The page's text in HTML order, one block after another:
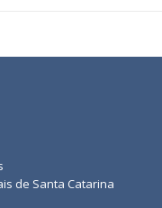
de Santa Catarina